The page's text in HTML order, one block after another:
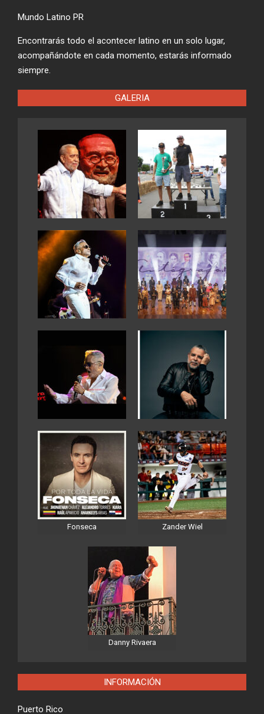
Mundo Latino PR
Encontrarás todo el acontecer latino en un solo lugar,
acompañándote en cada momento, estarás informado
siempre.
GALERIA
Fonseca Zander Wiel
Danny Rivaera
INFORMACIÓN
Puerto Rico